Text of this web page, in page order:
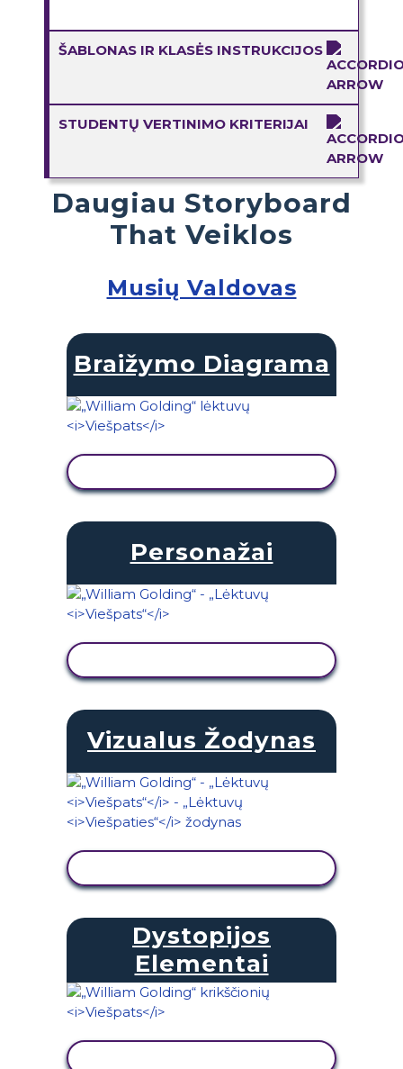
ŠABLONAS IR KLASĖS INSTRUKCIJOS
STUDENTŲ VERTINIMO KRITERIJAI
Daugiau Storyboard
That Veiklos
Musių Valdovas
Braižymo Diagrama
Personažai
Vizualus Žodynas
Dystopijos
Elementai